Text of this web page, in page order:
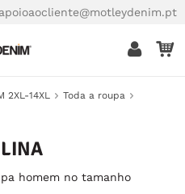
apoioaocliente@motleydenim.pt
2XL-14XL
Toda a roupa
homem no tamanho